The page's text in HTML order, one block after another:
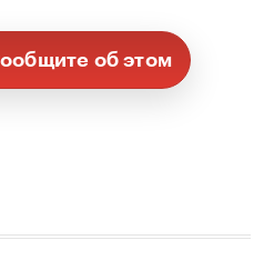
об этом